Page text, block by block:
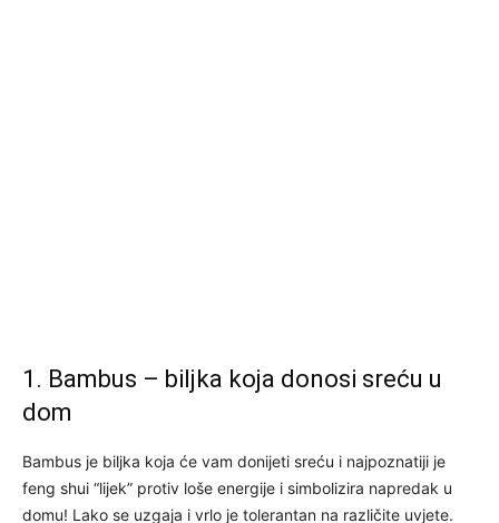
1. Bambus – biljka koja donosi sreću u
dom
Bambus je biljka koja će vam donijeti sreću i najpoznatiji je
feng shui “lijek” protiv loše energije i simbolizira napredak u
domu! Lako se uzgaja i vrlo je tolerantan na različite uvjete.